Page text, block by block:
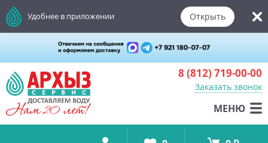
8 (812) 719-00-00
Заказать звонок
МЕНЮ
Удобнее в приложении Открыть